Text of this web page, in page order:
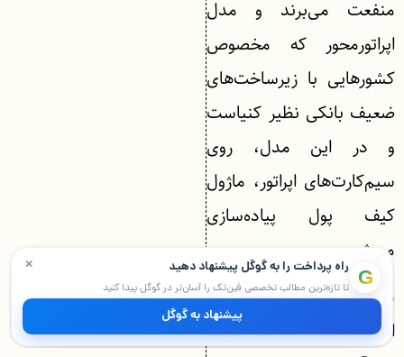
منفعت می‌برند و مدل
اپراتورمحور که مخصوص
کشورهایی با زیرساخت‌های
ضعیف بانکی نظیر کنیاست
و در این مدل، روی
سیم‌کارت‌های اپراتور، ماژول
کیف پول پیاده‌سازی
می‌شود.
در نهایت کارگروه تصمیم به
انتخاب مدل مشارکتی گرفت
× G راه پرداخت را به گوگل پیشنهاد دهید
تا تازه‌ترین مطالب تخصصی فین‌تک را آسان‌تر در گوگل پیدا کنید
پیشنهاد به گوگل